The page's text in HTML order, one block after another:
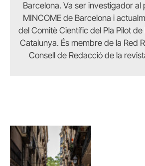
Barcelona. Va ser investigador al
MINCOME de Barcelona i
del Comitè Científic del Pla Pilot
Catalunya. És membre de la Red
Consell de Redacció de la